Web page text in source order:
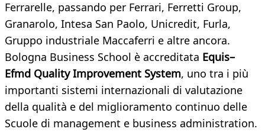
Ferrarelle, passando per Ferrari, Ferretti Group,
Granarolo, Intesa San Paolo, Unicredit, Furla,
Gruppo industriale Maccaferri e altre ancora.
Bologna Business School è accreditata Equis–
Efmd Quality Improvement System, uno tra i più
importanti sistemi internazionali di valutazione
della qualità e del miglioramento continuo delle
Scuole di management e business administration.